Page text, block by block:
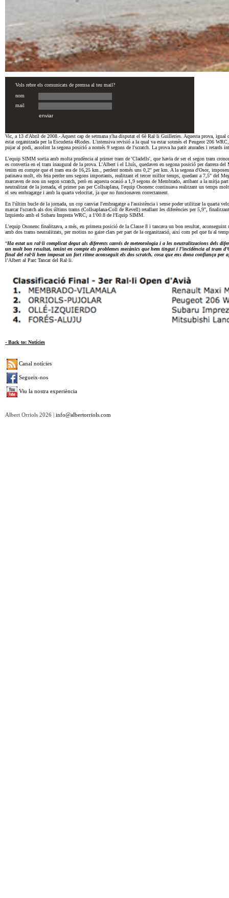
Vic, a 13 d'Abril de 2008.- Aquest cap de setmana s'ha disputat el 6è Ral·li Guilleries. Aquesta prova,
estat organitzada per la Escuderia 4Rodes. L'intensiva revisió a la qual va estar sotmès el Peugeot 206
pujar al podi, assolint la segona posició a només 9 segons de l'scratch. La prova ha patit aturades i retards
L'equip SIMM sortia amb molta prudència al primer tram de 'Cladells', que havia de ser el segon tram
es convertia en el tram inaugural de la prova. L'Albert i el Lluís, quedaven en segona posició per darrera
tenim en compte que el tram era de 16,25 km., perdent només uns 0,2'' per km. A la segona d'Osor,
patinava molt, els feia perdre uns segons importants, realitzant el tercer millor temps, quedant a 7,5" del
marcaven de nou un segon scratch, però en aquesta ocasió a 1,9 segons de Membrado, arribant a la mitja
neutralitzat de la jornada, el primer pas per Collsaplana, l'equip Osonenc continuava realitzant un temps
el seu embragatge i amb la quarta velocitat, ja que no funcionaven correctament.
En l'últim bucle de la jornada, un cop canviat l'embragatge a l'assistència i sense poder utilitzar la quarta
marcar l'scratch als dos últims trams (Collsaplana-Coll de Revell) retallant les diferències per 5,9",
Izquierdo amb el Subaru Impreza WRC, a 1'00.8 de l'Equip SIMM.
L'equip Osonenc finalitzava, a més, en primera posició de la Classe 8 i tancava un bon resultat,
amb dos trams neutralitzats, per motius no gaire clars per part de la organització, així com pel que fa al
“Ha estat un ral·li complicat degut als diferents canvis de meteorologia i a les neutralitzacions dels
un molt bon resultat, tenint en compte els problemes mecànics que hem tingut i l’incidència al tram
final del ral·li hem imposat un fort ritme aconseguit els dos scratch, cosa que ens dona confiança
l’Albert al Parc Tancat del Ral·li.
- Back to: Notícies
Albert Orriols 2026 | info@albertorriols.com
Canal notícies
Segueix-nos
Viu la nostra experiència